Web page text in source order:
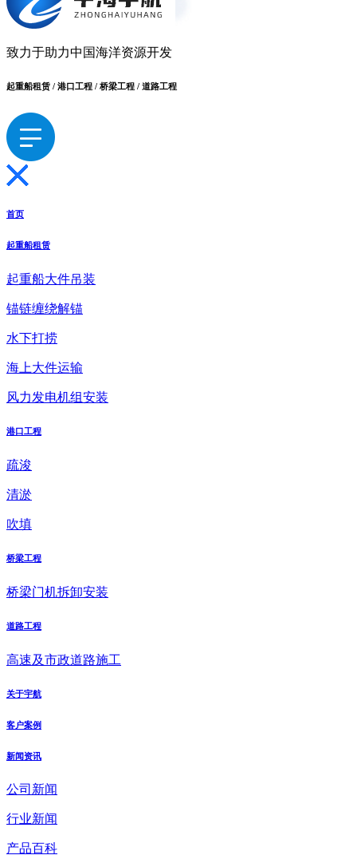
致力于助力中国海洋资源开发
起重船租赁 / 港口工程 / 桥梁工程 / 道路工程
首页
起重船租赁
起重船大件吊装
锚链缠绕解锚
水下打捞
海上大件运输
风力发电机组安装
港口工程
疏浚
清淤
吹填
桥梁工程
桥梁门机拆卸安装
道路工程
高速及市政道路施工
关于宇航
客户案例
新闻资讯
公司新闻
行业新闻
产品百科